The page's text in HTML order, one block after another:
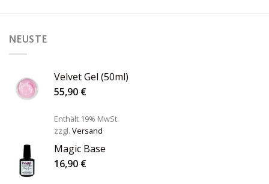
NEUSTE
Velvet Gel (50ml)
55,90 €
Enthält 19% MwSt.
zzgl. Versand
Magic Base
16,90 €